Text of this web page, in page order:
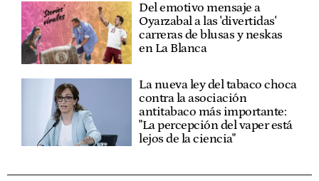
Del emotivo mensaje a
Oyarzabal a las 'divertidas'
carreras de blusas y neskas
en La Blanca
La nueva ley del tabaco choca
contra la asociación
antitabaco más importante:
"La percepción del vaper está
lejos de la ciencia"